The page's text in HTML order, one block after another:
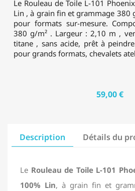
2,10M
380
G/M²
Le Rouleau de Toile L-101
Lin , à grain fin et grammage 380
pour formats sur-mesure.
380 g/m² . Largeur : 2,10 m ,
titane , sans acide, prêt à
pour grands formats, chevalets
59,00 €
Description Détails du
Le Rouleau de Toile L-101
100% Lin, à grain fin et